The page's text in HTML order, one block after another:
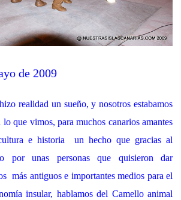
de 2009
realidad un sueño, y nosotros estabamos
que vimos, para muchos canarios amantes
e historia un hecho que gracias al
por unas personas que quisieron dar
más antiguos e importantes medios para el
insular, hablamos del Camello animal